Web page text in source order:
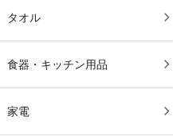
タオル
食器・キッチン用品
家電